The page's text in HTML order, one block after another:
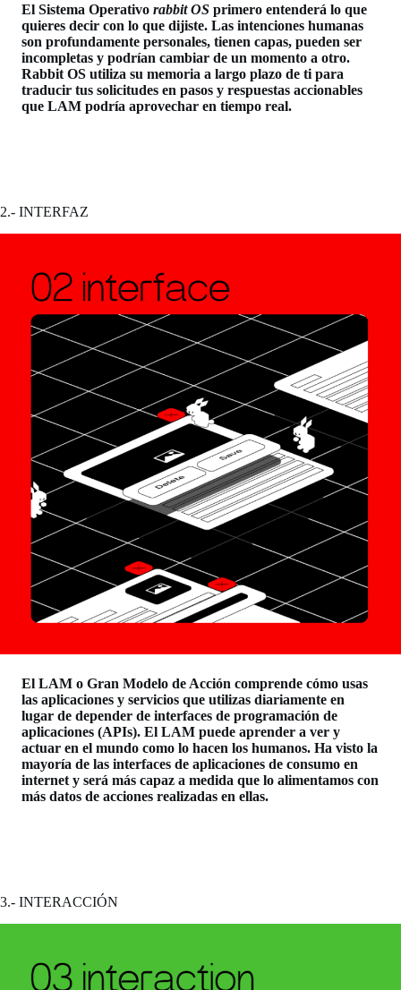
El Sistema Operativo rabbit OS primero entenderá lo que
quieres decir con lo que dijiste. Las intenciones humanas
son profundamente personales, tienen capas, pueden ser
incompletas y podrían cambiar de un momento a otro.
Rabbit OS utiliza su memoria a largo plazo de ti para
traducir tus solicitudes en pasos y respuestas accionables
que LAM podría aprovechar en tiempo real.
2.- INTERFAZ
El LAM o Gran Modelo de Acción comprende cómo usas
las aplicaciones y servicios que utilizas diariamente en
lugar de depender de interfaces de programación de
aplicaciones (APIs). El LAM puede aprender a ver y
actuar en el mundo como lo hacen los humanos. Ha visto la
mayoría de las interfaces de aplicaciones de consumo en
internet y será más capaz a medida que lo alimentamos con
más datos de acciones realizadas en ellas.
3.- INTERACCIÓN